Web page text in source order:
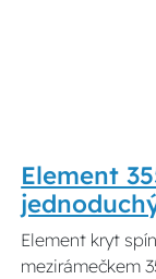
Element
Element kryt
mezirámečkem